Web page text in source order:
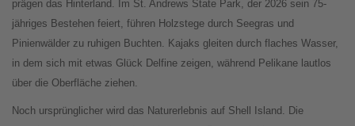
prägen das Hinterland. Im St. Andrews State Park, der 2026 sein 75-
jähriges Bestehen feiert, führen Holzstege durch Seegras und
Pinienwälder zu ruhigen Buchten. Kajaks gleiten durch flaches Wasser,
in dem sich mit etwas Glück Delfine zeigen, während Pelikane lautlos
über die Oberfläche ziehen.
Noch ursprünglicher wird das Naturerlebnis auf Shell Island. Die